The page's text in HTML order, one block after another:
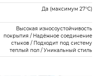
Да (максимум 27°C)
Высокая износоустойчивость
покрытия / Надёжное соединение
стыков / Подходит под систему
теплый пол / Уникальный стиль